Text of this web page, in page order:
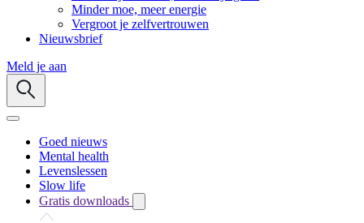
Minder moe, meer energie
Vergroot je zelfvertrouwen
Nieuwsbrief
Meld je aan
Goed nieuws
Mental health
Levenslessen
Slow life
Gratis downloads